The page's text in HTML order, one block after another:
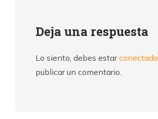
Deja una respuesta
Lo siento, debes estarconectado
publicar un comentario.